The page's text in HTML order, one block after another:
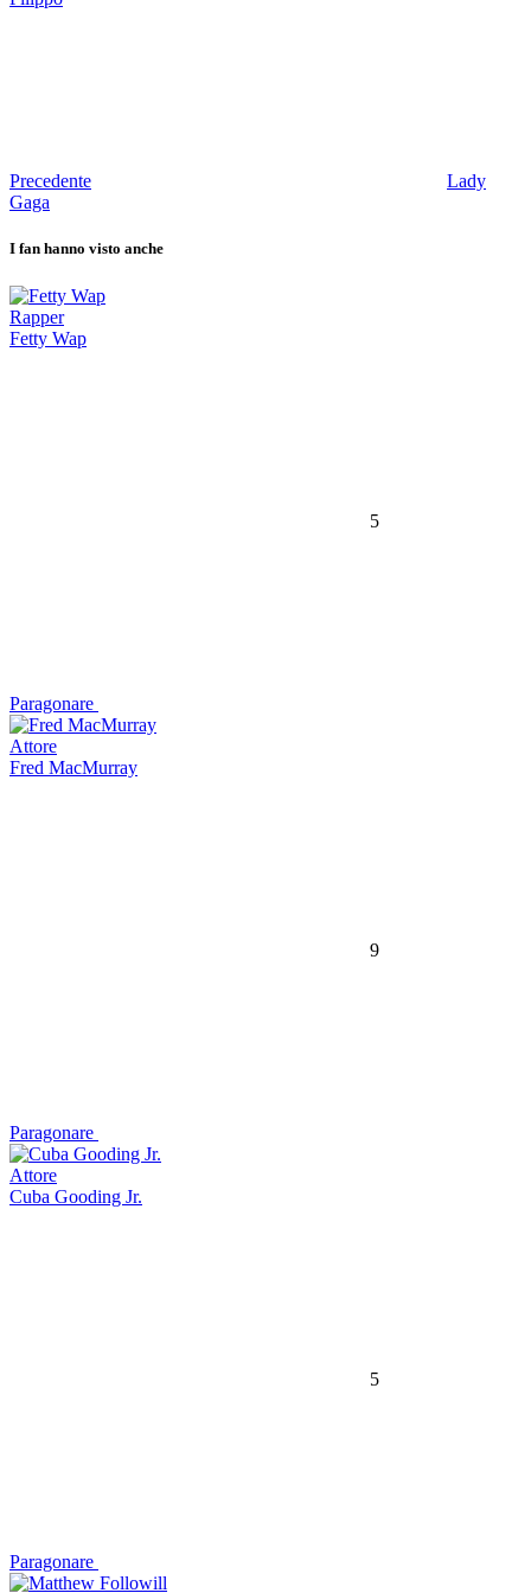
Precedente
Lady
Gaga
I fan hanno visto anche
Rapper
Fetty Wap
5
Paragonare
Attore
Fred MacMurray
9
Paragonare
Attore
Cuba Gooding Jr.
5
Paragonare